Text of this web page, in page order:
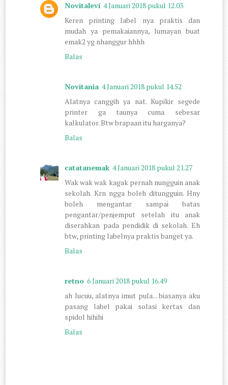
Novitalevi 4 Januari 2018 pukul 12.03
Keren printing label nya praktis dan
mudah ya pemakaiannya, lumayan buat
emak2 yg nhanggur hhhh
Balas
Novitania 4 Januari 2018 pukul 14.52
Alatnya canggih ya nat. Kupikir segede
printer ga taunya cuma sebesar
kalkulator. Btw brapaan itu harganya?
Balas
catatanemak 4 Januari 2018 pukul 21.27
Wak wak wak kagak pernah nungguin anak
sekolah. Krn ngga boleh ditungguin. Hny
boleh mengantar sampai batas
pengantar/penjemput setelah itu anak
diserahkan pada pendidik di sekolah. Eh
btw, printing labelnya praktis banget ya.
Balas
retno 6 Januari 2018 pukul 16.49
ah lucuu, alatnya imut pula... biasanya aku
pasang label pakai solasi kertas dan
spidol hihihi
Balas